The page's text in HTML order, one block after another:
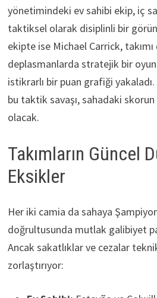
yönetimindeki ev sahibi ekip, iç
taktiksel olarak disiplinli bir
ekipte ise Michael Carrick, takımı
deplasmanlarda stratejik bir oyun
istikrarlı bir puan grafiği
bu taktik savaşı, sahadaki
olacak.
Takımların Güncel
Eksikler
Her iki camia da sahaya
doğrultusunda mutlak galibiyet
Ancak sakatlıklar ve cezalar
zorlaştırıyor: